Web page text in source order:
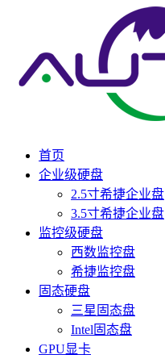
首页
企业级硬盘
2.5寸希捷企业盘
3.5寸希捷企业盘
监控级硬盘
西数监控盘
希捷监控盘
固态硬盘
三星固态盘
Intel固态盘
GPU显卡